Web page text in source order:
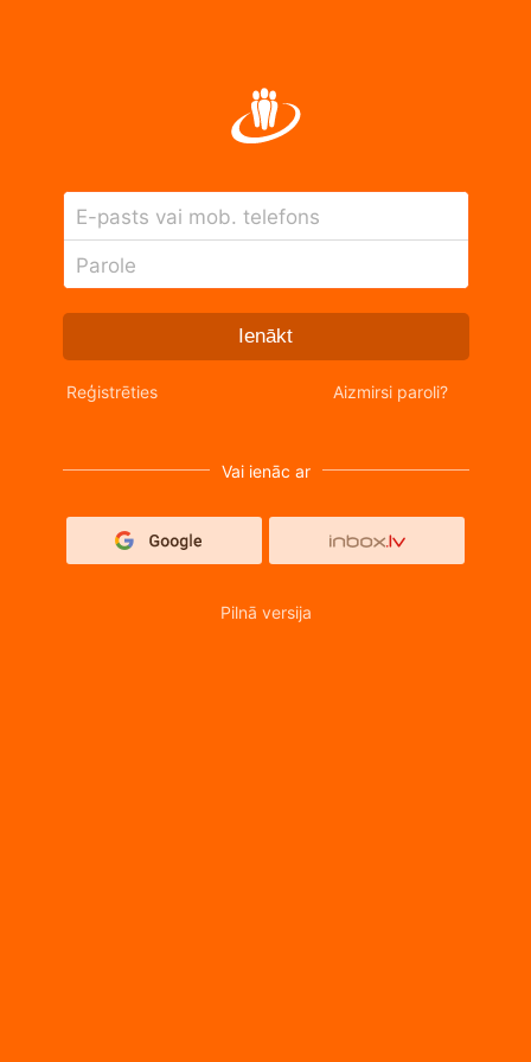
E-pasts vai mob. telefons
Parole
Ienākt
Reģistrēties Aizmirsi paroli?
Vai ienāc ar
Pilnā versija